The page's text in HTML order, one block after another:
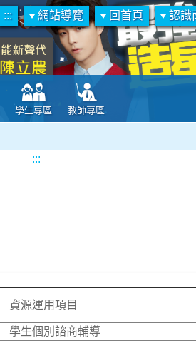
::: 網站導覽 回首頁 認識
學生專區 教師專區
:::
資源運用項目
學生個別諮商輔導